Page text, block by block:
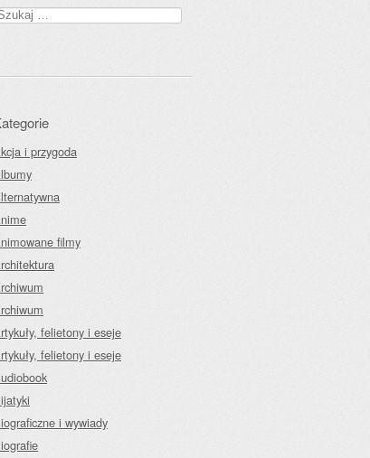
i przygoda
filmy
felietony i eseje
felietony i eseje
i wywiady